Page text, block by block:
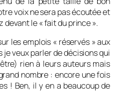
voix ne sera pas écoutée et
devant le « fait du prince ».
les emplois « réservés » aux
veux parler de décisions qui
rien à leurs auteurs mais
nombre : encore une fois
! Ben, il y en a beaucoup de